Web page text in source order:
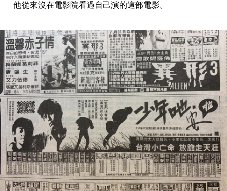
他從來沒在電影院看過自己演的這部電影。